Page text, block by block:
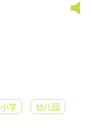
小学 幼儿园